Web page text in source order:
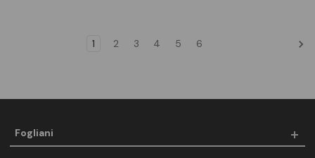
1 2 3 4 5 6
Fogliani